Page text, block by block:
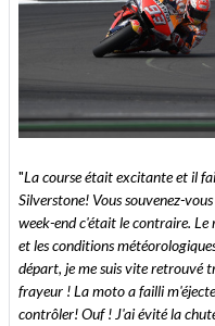
"La course était excitante et il
Silverstone! Vous souvenez-
week-end c'était le contraire.
et les conditions
départ, je me suis vite retrouvé
frayeur ! La moto a failli
contrôler! Ouf ! J'ai évité la